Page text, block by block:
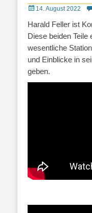
Posted
14. August 2022
Harald Feller ist
Diese beiden Teile
wesentliche
und Einblicke in
geben.